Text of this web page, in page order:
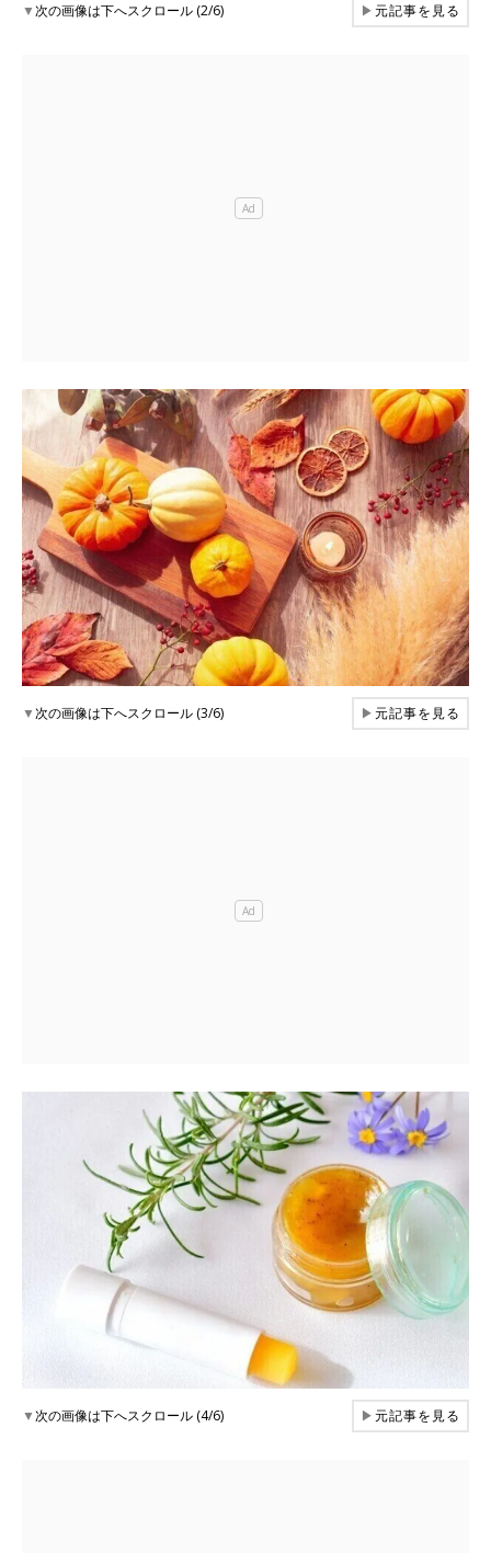
▼次の画像は下へスクロール (2/6) ▶元記事を見る
▼次の画像は下へスクロール (3/6) ▶元記事を見る
▼次の画像は下へスクロール (4/6) ▶元記事を見る